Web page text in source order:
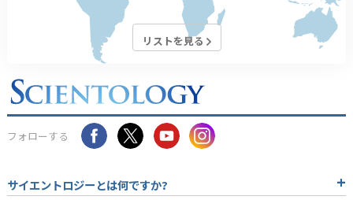
リストを見る
フォローする
サイエントロジーとは何ですか?